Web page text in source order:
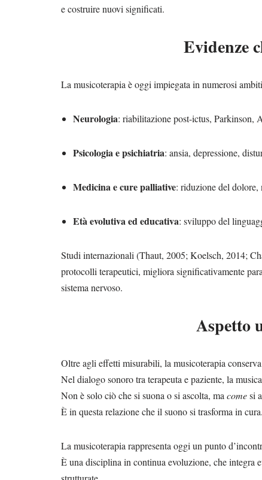
e costruire nuovi significati.
Evidenze
La musicoterapia è oggi impiegata in numerosi
Neurologia: riabilitazione post-ictus, Parkinson,
Psicologia e psichiatria: ansia, depressione,
Medicina e cure palliative: riduzione del dolore,
Età evolutiva ed educativa: sviluppo del
Studi internazionali (Thaut, 2005; Koelsch, 2014;
protocolli terapeutici, migliora significativamente
sistema nervoso.
Aspetto
Oltre agli effetti misurabili, la musicoterapia
Nel dialogo sonoro tra terapeuta e paziente, la
Non è solo ciò che si suona o si ascolta, ma comesi
È in questa relazione che il suono si trasforma in cura.
La musicoterapia rappresenta oggi un punto
È una disciplina in continua evoluzione, che integra